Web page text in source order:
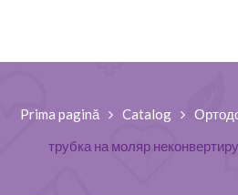
Prima pagină Catalog
трубка на моляр